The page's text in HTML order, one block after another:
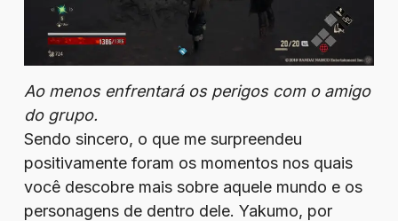
Ao menos enfrentará os perigos com o amigo
do grupo.
Sendo sincero, o que me surpreendeu
positivamente foram os momentos nos quais
você descobre mais sobre aquele mundo e os
personagens de dentro dele. Yakumo, por